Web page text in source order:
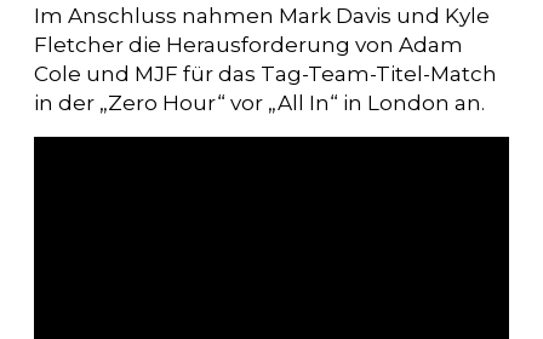
Im Anschluss nahmen Mark Davis und Kyle
Fletcher die Herausforderung von Adam
Cole und MJF für das Tag-Team-Titel-Match
in der „Zero Hour“ vor „All In“ in London an.